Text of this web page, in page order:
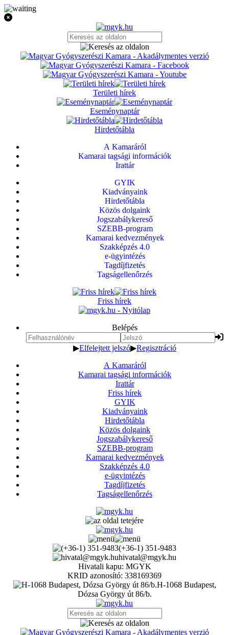
Területi hírek
Eseménynaptár
Hirdetőtábla
A Kamaráról
Kamarai tagsági információk
Irattár
GYIK
Kiadványaink
Hirdetőtábla
Közös dolgaink
Jogszabálykereső
SZEBB-program
Kamarai kedvezmények
Szakképzés 4.0
e-ügyintézés
Tagdíjfizetés
Tagságellenőrzés
Friss hírek
Belépés
▶Elfelejtett jelszó▶Regisztráció
A Kamaráról
Kamarai tagsági információk
Irattár
Friss hírek
GYIK
Kiadványaink
Hirdetőtábla
Közös dolgaink
Jogszabálykereső
SZEBB-program
Kamarai kedvezmények
Szakképzés 4.0
e-ügyintézés
Tagdíjfizetés
Tagságellenőrzés
(+36-1) 351-9483
hivatal@mgyk.hu
Hivatali kapu: MGYK
KRID azonosító: 338169369
H-1068 Budapest,
Dózsa György út 86/b.